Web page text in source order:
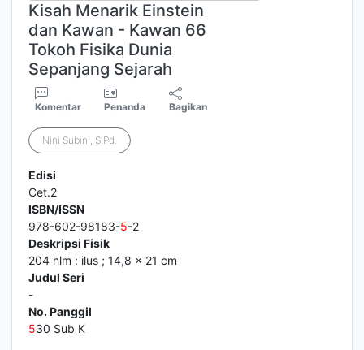
Kisah Menarik Einstein
dan Kawan - Kawan 66
Tokoh Fisika Dunia
Sepanjang Sejarah
Komentar Penanda Bagikan
Nini Subini, S.Pd.
Edisi
Cet.2
ISBN/ISSN
978-602-98183-5-2
Deskripsi Fisik
204 hlm : ilus ; 14,8 x 21 cm
Judul Seri
-
No. Panggil
530 Sub K